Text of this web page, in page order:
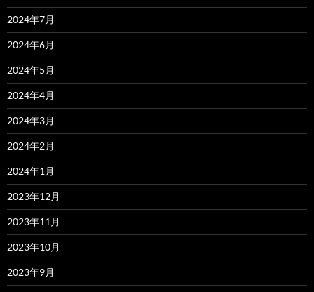
2024年7月
2024年6月
2024年5月
2024年4月
2024年3月
2024年2月
2024年1月
2023年12月
2023年11月
2023年10月
2023年9月